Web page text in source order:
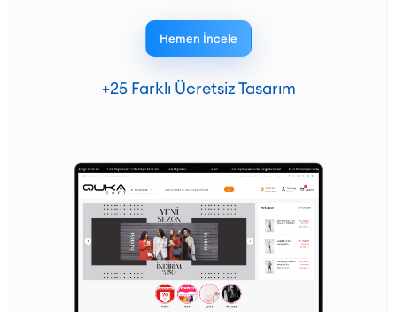
Hemen İncele
+25 Farklı Ücretsiz Tasarım